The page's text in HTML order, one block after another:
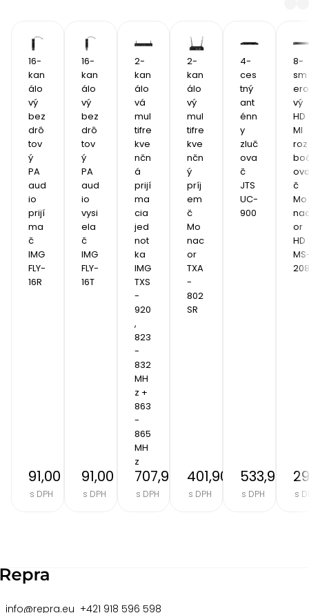
16-
kan
álo
vý
bez
drô
tov
ý
PA
aud
io
prijí
ma
č
IMG
FLY-
16R
91,00 €
s DPH
16-
kan
álo
vý
bez
drô
tov
ý
PA
aud
io
vysi
ela
č
IMG
FLY-
16T
91,00 €
s DPH
2-
kan
álo
vá
mul
tifre
kve
nčn
á
prijí
ma
cia
jed
not
ka
IMG
TXS
-
920
,
823
-
832
MH
z +
863
-
865
MH
z
707,90 €
s DPH
2-
kan
álo
vý
mul
tifre
kve
nčn
ý
príj
em
č
Mo
nac
or
TXA
-
802
SR
401,90 €
s DPH
4-
ces
tný
ant
énn
y
zluč
ova
č
JTS
UC-
900
533,90 €
s DPH
8-
sm
ero
vý
HD
MI
roz
č
Mo
or
HD
208
s
info@repra.eu +421 918 596 598